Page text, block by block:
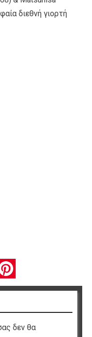
διεθνή γιορτή
δεν θα